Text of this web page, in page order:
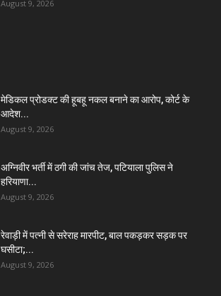
August 9, 2026
मेडिकल प्रोडक्ट की हूबहू नकल बनाने का आरोप, कोर्ट के
आदेश...
August 9, 2026
अग्निवीर भर्ती में ठगी की जांच तेज, पटियाला पुलिस ने
हरियाणा...
August 9, 2026
रेवाड़ी में पत्नी से सरेराह मारपीट, बाल पकड़कर सड़क पर
घसीटा;...
August 9, 2026